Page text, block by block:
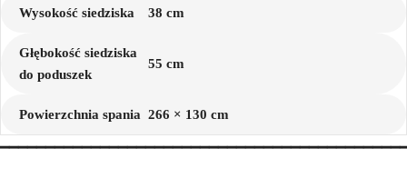
Wysokość siedziska 38 cm
Głębokość siedziska
do poduszek
55 cm
Powierzchnia spania 266 × 130 cm